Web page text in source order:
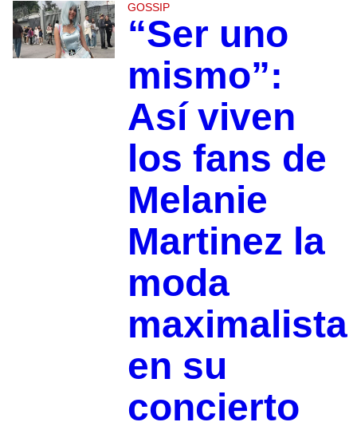
GOSSIP
“Ser uno
mismo”:
Así viven
los fans de
Melanie
Martinez la
moda
maximalista
en su
concierto